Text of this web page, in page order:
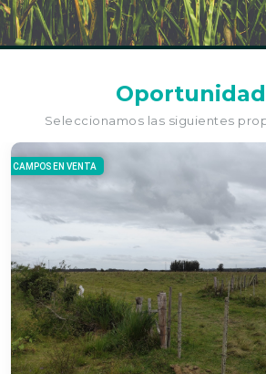
Seleccionamos las siguientes
CAMPOS EN VENTA